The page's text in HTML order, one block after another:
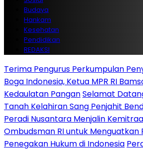
Budaya
Hankam
Kesehatan
Pendidikan
REDAKSI
Terima Pengurus Perkumpulan
Boga Indonesia, Ketua MPR RI
Kedaulatan PanganSelamat
Tanah Kelahiran Sang Penjahit
Peradi Nusantara Menjalin
Ombudsman RI untuk Menguatkan
Penegakan Hukum di Indonesia